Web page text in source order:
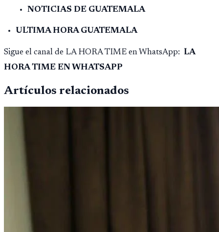
NOTICIAS DE GUATEMALA
ULTIMA HORA GUATEMALA
Sigue el canal de LA HORA TIME en WhatsApp: LA
HORA TIME EN WHATSAPP
Artículos relacionados